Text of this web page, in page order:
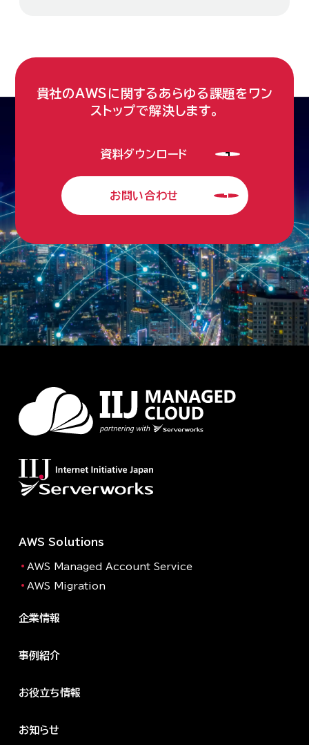
貴社のAWSに関するあらゆる課題をワン
ストップで解決します。
資料ダウンロード
お問い合わせ
AWS Solutions
AWS Managed Account Service
AWS Migration
企業情報
事例紹介
お役立ち情報
お知らせ